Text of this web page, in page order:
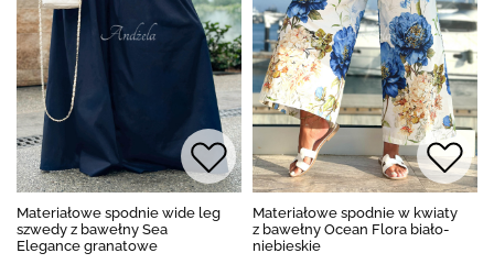
Materiałowe spodnie wide leg
szwedy z bawełny Sea
Elegance granatowe
Materiałowe spodnie w kwiaty
z bawełny Ocean Flora biało-
niebieskie